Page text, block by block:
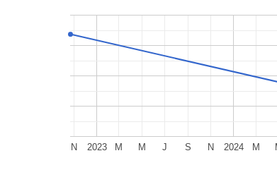
2023 2024
N M M J S N M